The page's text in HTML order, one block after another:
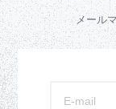
メール